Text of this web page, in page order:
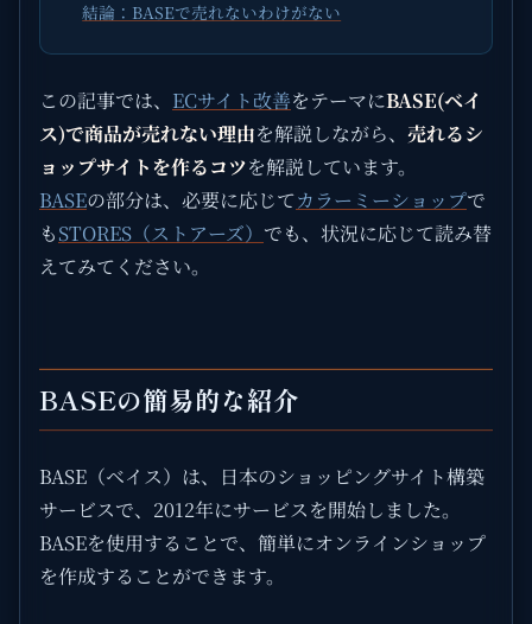
結論：BASEで売れないわけがない
この記事では、 ECサイト改善をテーマにBASE(ベイ
ス)で商品が売れない理由を解説しながら、 売れるシ
ョップサイトを作るコツを解説しています。
BASEの部分は、必要に応じてカラーミーショップで
もSTORES（ストアーズ） でも、状況に応じて読み替
えてみてください。
BASEの簡易的な紹介
BASE（ベイス）は、日本のショッピングサイト構築
サービスで、2012年にサービスを開始しました。
BASEを使用することで、簡単にオンラインショップ
を作成することができます。